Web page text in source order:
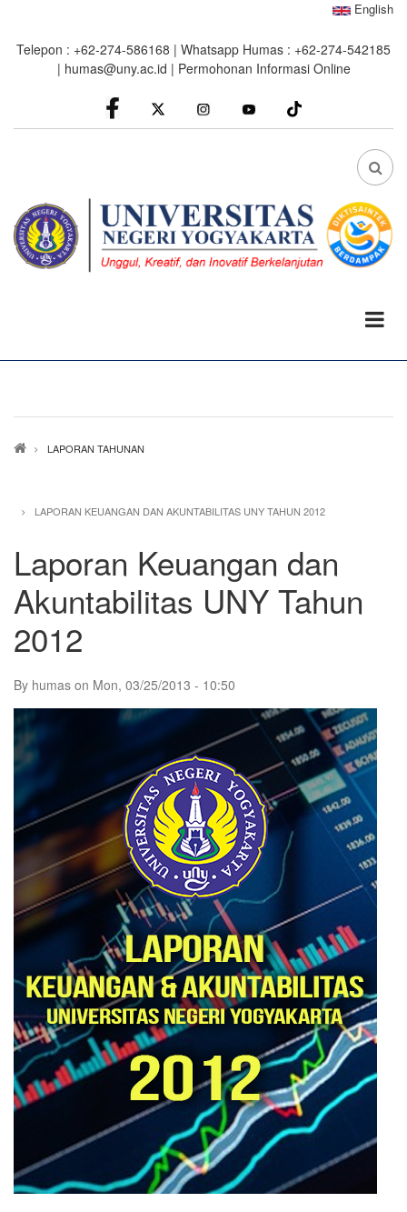
main
English
Telepon : +62-274-586168 | Whatsapp Humas : +62-274-542185
| humas@uny.ac.id | Permohonan Informasi Online
facebook
Instagram youtube
FA
Breadcrumb
LAPORAN TAHUNAN
LAPORAN KEUANGAN DAN AKUNTABILITAS UNY TAHUN 2012
Laporan Keuangan dan
Akuntabilitas UNY Tahun
2012
By humas on Mon, 03/25/2013 - 10:50